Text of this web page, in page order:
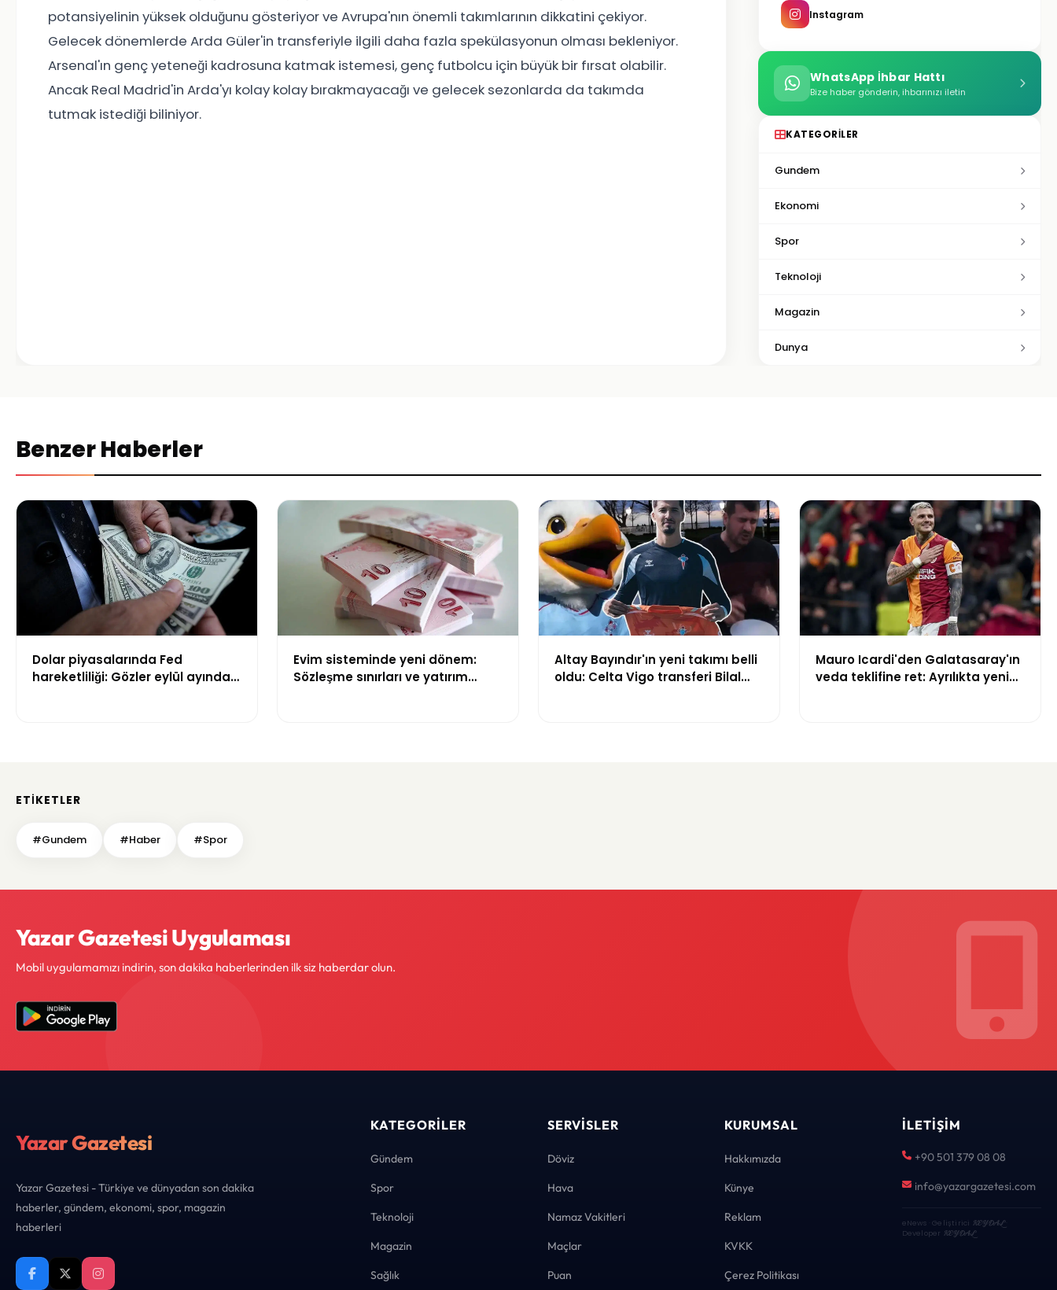
potansiyelinin yüksek olduğunu gösteriyor ve Avrupa'nın önemli takımlarının dikkatini çekiyor.
Gelecek dönemlerde Arda Güler'in transferiyle ilgili daha fazla spekülasyonun olması bekleniyor.
Arsenal'ın genç yeteneği kadrosuna katmak istemesi, genç futbolcu için büyük bir fırsat olabilir.
Ancak Real Madrid'in Arda'yı kolay kolay bırakmayacağı ve gelecek sezonlarda da takımda
tutmak istediği biliniyor.
Instagram
WhatsApp İhbar Hattı
Bize haber gönderin, ihbarınızı iletin
KATEGORILER
Gundem
Ekonomi
Spor
Teknoloji
Magazin
Dunya
Benzer Haberler
Dolar piyasalarında Fed
hareketliliği: Gözler eylül ayındaki
Evim sisteminde yeni dönem:
Sözleşme sınırları ve yatırım
Altay Bayındır'ın yeni takımı belli
oldu: Celta Vigo transferi Bilal
Mauro Icardi'den Galatasaray'ın
veda teklifine ret: Ayrılıkta yeni
ETIKETLER
#Gundem #Haber #Spor
Yazar Gazetesi Uygulaması
Mobil uygulamamızı indirin, son dakika haberlerinden ilk siz haberdar olun.
Yazar Gazetesi
Yazar Gazetesi - Türkiye ve dünyadan son dakika
haberler, gündem, ekonomi, spor, magazin
haberleri
KATEGORILER
Gündem
Spor
Teknoloji
Magazin
Sağlık
SERVISLER
Döviz
Hava
Namaz Vakitleri
Maçlar
Puan
KURUMSAL
Hakkımızda
Künye
Reklam
KVKK
Çerez Politikası
İLETIŞIM
+90 501 379 08 08
info@yazargazetesi.com
eNews · Geliştirici KEYDAL·
Developer KEYDAL